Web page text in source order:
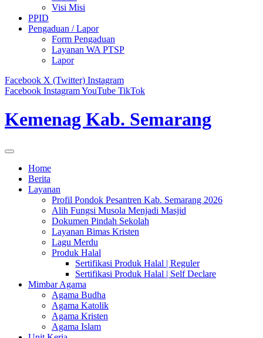
Visi Misi
PPID
Pengaduan / Lapor
Form Pengaduan
Layanan WA PTSP
Lapor
Facebook X (Twitter) Instagram
Facebook InstagramYouTube TikTok
Kemenag Kab. Semarang
Home
Berita
Layanan
Profil Pondok Pesantren Kab. Semarang 2026
Alih Fungsi Musola Menjadi Masjid
Dokumen Pindah Sekolah
Layanan Bimas Kristen
Lagu Merdu
Produk Halal
Sertifikasi Produk Halal | Reguler
Sertifikasi Produk Halal | Self Declare
Mimbar Agama
Agama Budha
Agama Katolik
Agama Kristen
Agama Islam